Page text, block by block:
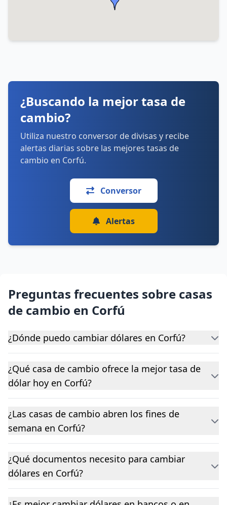
Cómo llegar Ver detalles
¿Buscando la mejor tasa de
cambio?
Utiliza nuestro conversor de divisas y recibe
alertas diarias sobre las mejores tasas de
cambio en Corfú.
Conversor
Alertas
Preguntas frecuentes sobre casas
de cambio en Corfú
¿Dónde puedo cambiar dólares en Corfú?
¿Qué casa de cambio ofrece la mejor tasa de
dólar hoy en Corfú?
¿Las casas de cambio abren los fines de
semana en Corfú?
¿Qué documentos necesito para cambiar
dólares en Corfú?